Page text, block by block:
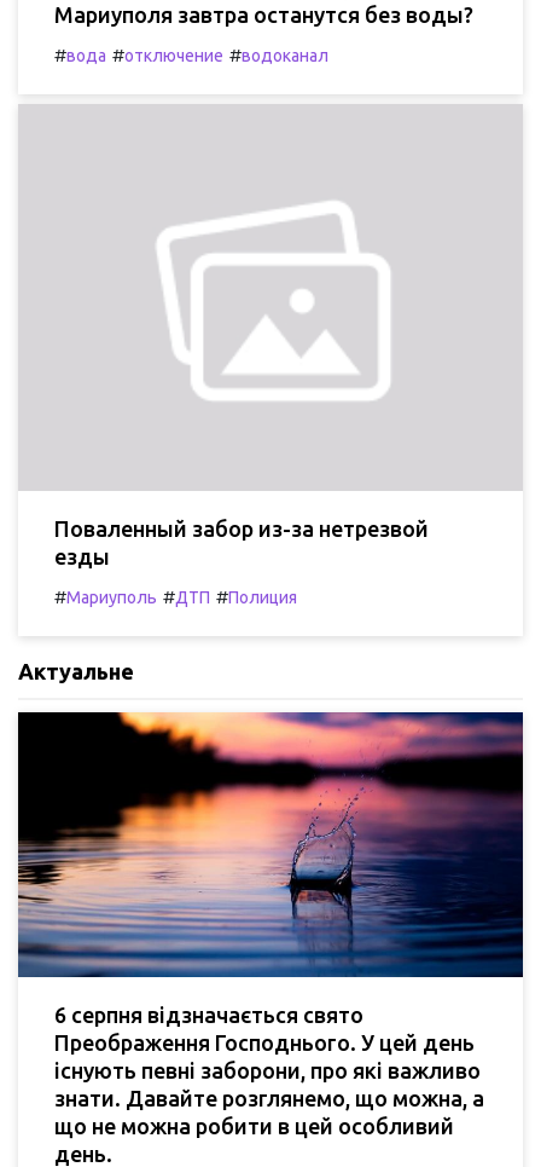
Мариуполя завтра останутся без воды?
#вода #отключение #водоканал
Поваленный забор из-за нетрезвой
езды
#Мариуполь #ДТП #Полиция
Актуальне
6 серпня відзначається свято
Преображення Господнього. У цей день
існують певні заборони, про які важливо
знати. Давайте розглянемо, що можна, а
що не можна робити в цей особливий
день.